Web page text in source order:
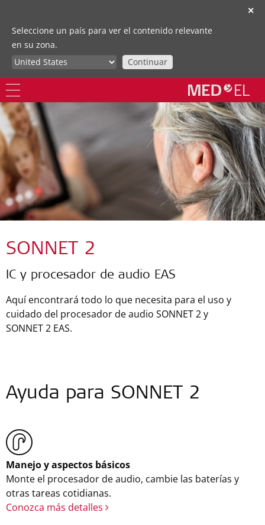
✕
Seleccione un país para ver el contenido relevante
en su zona.
Continuar
SONNET 2
IC y procesador de audio EAS
Aquí encontrará todo lo que necesita para el uso y
cuidado del procesador de audio SONNET 2 y
SONNET 2 EAS.
Ayuda para SONNET 2
Manejo y aspectos básicos
Monte el procesador de audio, cambie las baterías y
otras tareas cotidianas.
Conozca más detalles